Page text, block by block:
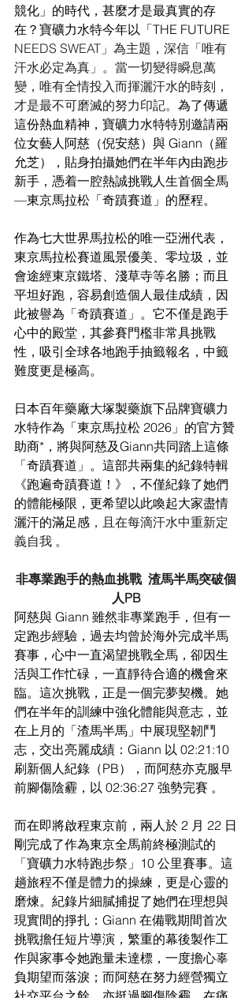
競化」的時代，甚麼才是最真實的存
在？寶礦力水特今年以「THE FUTURE
NEEDS SWEAT」為主題，深信「唯有
汗水必定為真」。當一切變得瞬息萬
變，唯有全情投入而揮灑汗水的時刻，
才是最不可磨滅的努力印記。 為了傳遞
這份熱血精神，寶礦力水特特別邀請兩
位女藝人阿慈（倪安慈）與 Giann（羅
允芝），貼身拍攝她們在半年內由跑步
新手，憑着一腔熱誠挑戰人生首個全馬
—東京馬拉松「奇蹟賽道」的歷程。
作為七大世界馬拉松的唯一亞洲代表，
東京馬拉松賽道風景優美、零垃圾，並
會途經東京鐵塔、淺草寺等名勝；而且
平坦好跑，容易創造個人最佳成績，因
此被譽為「奇蹟賽道」。它不僅是跑手
心中的殿堂，其參賽門檻非常具挑戰
性，吸引全球各地跑手抽籤報名，中籤
難度更是極高。
日本百年藥廠大塚製藥旗下品牌寶礦力
水特作為「東京馬拉松 2026」的官方贊
助商*，將與阿慈及Giann共同踏上這條
「奇蹟賽道」。這部共兩集的紀錄特輯
《跑遍奇蹟賽道！》，不僅紀錄了她們
的體能極限，更希望以此喚起大家盡情
灑汗的滿足感 ，且在每滴汗水中重新定
義自我 。
非專業跑手的熱血挑戰  渣馬半馬突破個
人PB
阿慈與 Giann 雖然非專業跑手，但有一
定跑步經驗，過去均曾於海外完成半馬
賽事，心中一直渴望挑戰全馬，卻因生
活與工作忙碌，一直靜待合適的機會來
臨。這次挑戰，正是一個完夢契機。她
們在半年的訓練中強化體能與意志，並
在上月的「渣馬半馬」中展現堅韌鬥
志，交出亮麗成績：Giann 以 02:21:10
刷新個人紀錄（PB），而阿慈亦克服早
前腳傷陰霾，以 02:36:27 強勢完賽 。
而在即將啟程東京前，兩人於 2 月 22 日
剛完成了作為東京全馬前終極測試的
「寶礦力水特跑步祭」10 公里賽事。這
趟旅程不僅是體力的操練，更是心靈的
磨煉。紀錄片細膩捕捉了她們在理想與
現實間的掙扎：Giann 在備戰期間首次
挑戰擔任短片導演，繁重的幕後製作工
作與家事令她跑量未達標，一度擔心辜
負期望而落淚；而阿慈在努力經營獨立